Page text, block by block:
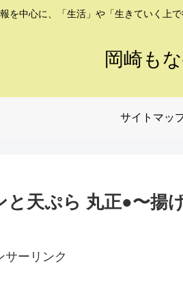
を中心に、「生活」や「生きていく上
岡崎も
サイトマッ
天ぷら 丸正●〜揚
サーリンク